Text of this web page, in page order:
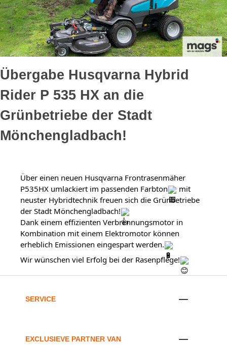
Übergabe Husqvarna Hybrid
Rider P 535 HX an die
Grünbetriebe der Stadt
Mönchengladbach!
Über einen neuen Husqvarna Frontrasenmäher
P535HX umlackiert im passenden Farbton
mit
neuster Hybridtechnik freuen sich die Grünbetriebe
der Stadt Mönchengladbach!
Dank einem effizienten Verbrennungsmotor in
Kombination mit einem Elektromotor können
erheblich Emissionen eingespart werden.
Wir wünschen viel Erfolg bei der Rasenpflege!
SERVICE
EXCLUSIEVE PARTNER VAN